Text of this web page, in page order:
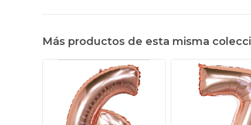
Más productos de esta misma